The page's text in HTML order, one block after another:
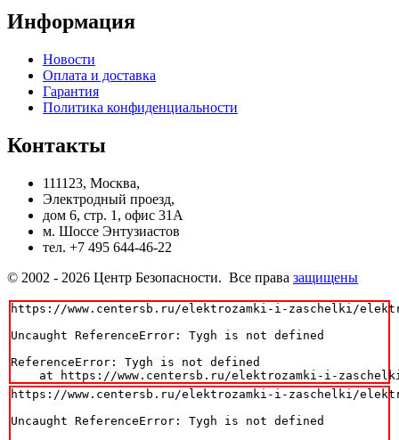
Информация
Новости
Оплата и доставка
Гарантия
Политика конфиденциальности
Контакты
111123, Москва,
Электродный проезд,
дом 6, стр. 1, офис 31А
м. Шоссе Энтузиастов
тел. +7 495 644-46-22
© 2002 - 2026 Центр Безопасности. Все права защищены
https://www.centersb.ru/elektrozamki-i-zaschelki/
Uncaught ReferenceError: Tygh is not defined
ReferenceError: Tygh is not defined
at https://www.centersb.ru/elektrozamki-i-
https://www.centersb.ru/elektrozamki-i-zaschelki/
Uncaught ReferenceError: Tygh is not defined